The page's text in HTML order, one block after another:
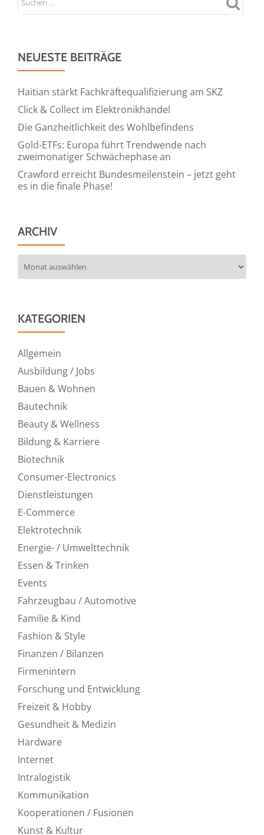
Schlüssel
NEUESTE BEITRÄGE
Haitian stärkt Fachkräftequalifizierung am SKZ
Click & Collect im Elektronikhandel
Die Ganzheitlichkeit des Wohlbefindens
Gold-ETFs: Europa führt Trendwende nach
zweimonatiger Schwächephase an
Crawford erreicht Bundesmeilenstein – jetzt geht
es in die finale Phase!
ARCHIV
KATEGORIEN
Allgemein
Ausbildung / Jobs
Bauen & Wohnen
Bautechnik
Beauty & Wellness
Bildung & Karriere
Biotechnik
Consumer-Electronics
Dienstleistungen
E-Commerce
Elektrotechnik
Energie- / Umwelttechnik
Essen & Trinken
Events
Fahrzeugbau / Automotive
Familie & Kind
Fashion & Style
Finanzen / Bilanzen
Firmenintern
Forschung und Entwicklung
Freizeit & Hobby
Gesundheit & Medizin
Hardware
Internet
Intralogistik
Kommunikation
Kooperationen / Fusionen
Kunst & Kultur